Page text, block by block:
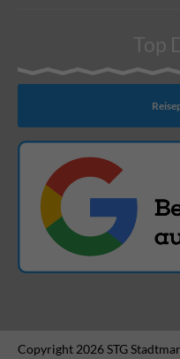
Top
Copyright 2026 STG